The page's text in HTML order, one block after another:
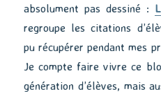
absolument pas dessiné :
regroupe les citations
pu récupérer pendant mes
Je compte faire vivre ce
génération d’élèves, mais